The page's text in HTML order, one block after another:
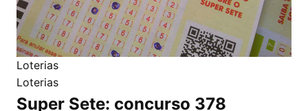
Loterias
Loterias
Super Sete: concurso 378